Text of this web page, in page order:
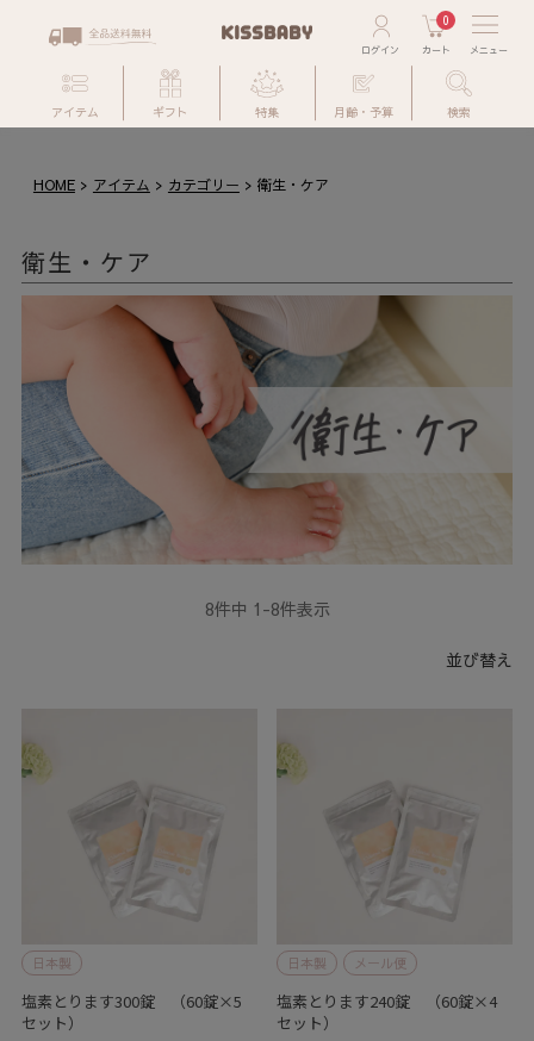
0
アイテム ギフト 特集 月齢・予算 検索
HOME アイテム カテゴリー 衛生・ケア
衛生・ケア
並び替え
8件中 1 -8件表示
日本製
塩素とります300錠 （60錠×5
セット）
日本製 メール便
塩素とります240錠 （60錠×4
セット）